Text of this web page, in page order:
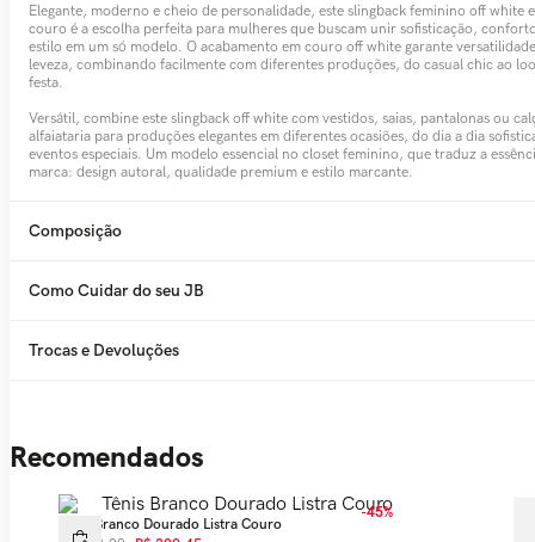
Elegante, moderno e cheio de personalidade, este slingback feminino off white
couro é a escolha perfeita para mulheres que buscam unir sofisticação,
estilo em um só modelo. O acabamento em couro off white garante
leveza, combinando facilmente com diferentes produções, do casual chic ao
festa.
Versátil, combine este slingback off white com vestidos, saias, pantalonas ou
alfaiataria para produções elegantes em diferentes ocasiões, do dia a dia
eventos especiais. Um modelo essencial no closet feminino, que traduz a
marca: design autoral, qualidade premium e estilo marcante.
Composição
Como Cuidar do seu JB
Trocas e Devoluções
Recomendados
-45%
Tênis Branco Dourado Listra Couro